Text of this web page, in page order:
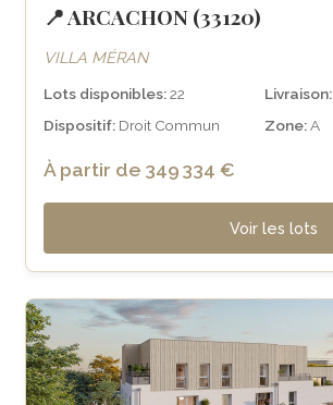
📍 ARCACHON (33120)
VILLA MÉRAN
Lots disponibles:22 Livraison:
Dispositif: Droit Commun Zone:A
À partir de 349 334 €
Voir les lots